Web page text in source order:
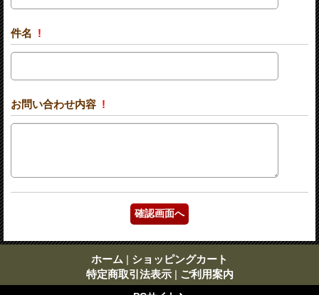
件名 !
お問い合わせ内容 !
ホーム | ショッピングカート
特定商取引法表示 | ご利用案内